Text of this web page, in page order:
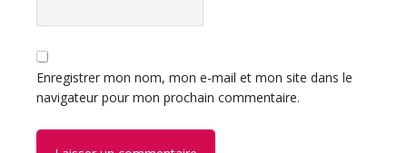
Enregistrer mon nom, mon e-mail et mon site dans le
navigateur pour mon prochain commentaire.